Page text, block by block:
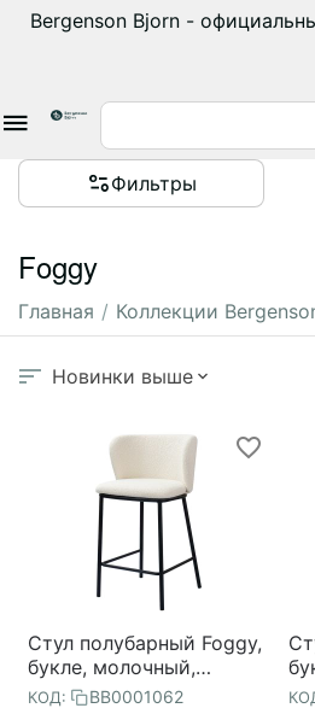
Bergenson Bjorn -
Фильтры
Foggy
Главная / Коллекции
Новинки выше
Стул полубарный Foggy,
букле, молочный,
Bergenson Bjorn
КОД: BB0001062